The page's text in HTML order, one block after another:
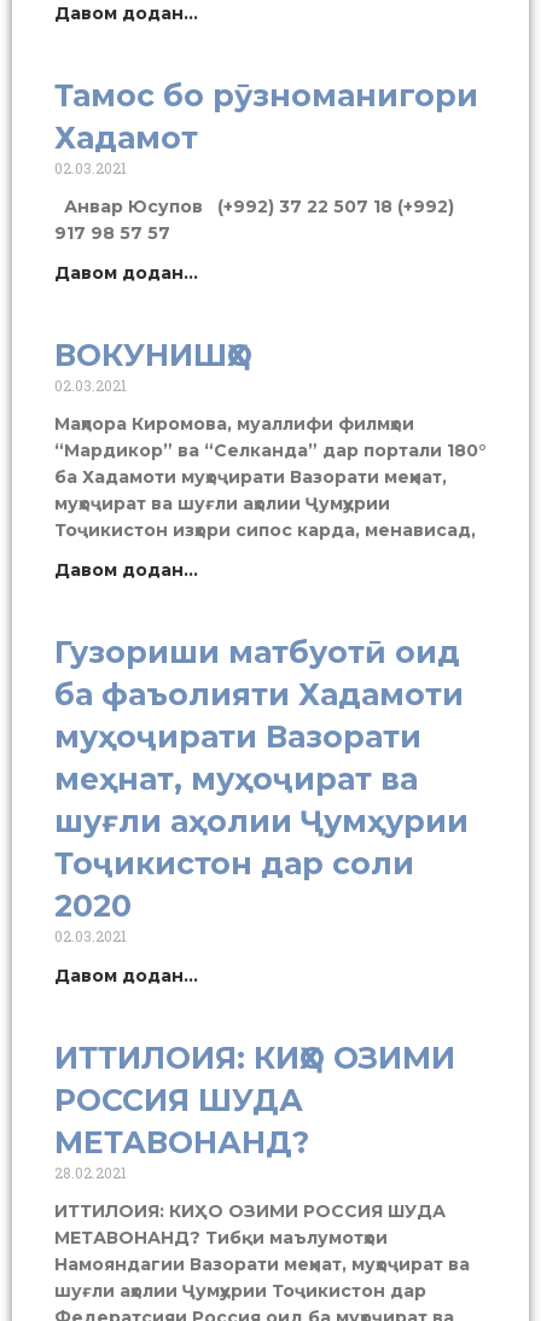
Давом додан...
Тамос бо рӯзноманигори
Хадамот
02.03.2021
Анвар Юсупов (+992) 37 22 507 18 (+992)
917 98 57 57
Давом додан...
ВОКУНИШҲО
02.03.2021
Маҳпора Киромова, муаллифи филмҳои
“Мардикор” ва “Селканда” дар портали 180°
ба Хадамоти муҳоҷирати Вазорати меҳнат,
муҳоҷират ва шуғли аҳолии Ҷумҳурии
Тоҷикистон изҳори сипос карда, менависад,
Давом додан...
Гузориши матбуотӣ оид
ба фаъолияти Хадамоти
муҳоҷирати Вазорати
меҳнат, муҳоҷират ва
шуғли аҳолии Ҷумҳурии
Тоҷикистон дар соли
2020
02.03.2021
Давом додан...
ИТТИЛОИЯ: КИҲО ОЗИМИ
РОССИЯ ШУДА
МЕТАВОНАНД?
28.02.2021
ИТТИЛОИЯ: КИҲО ОЗИМИ РОССИЯ ШУДА
МЕТАВОНАНД? Тибқи маълумотҳои
Намояндагии Вазорати меҳнат, муҳоҷират ва
шуғли аҳолии Ҷумҳурии Тоҷикистон дар